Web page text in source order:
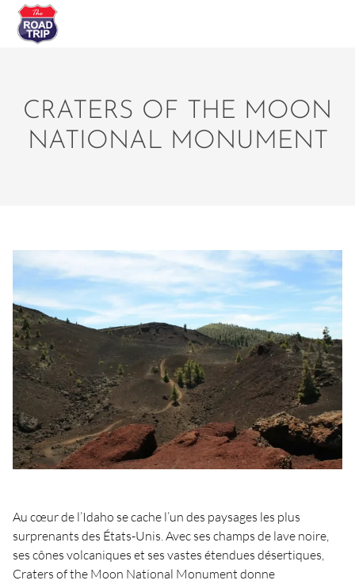
CRATERS OF THE MOON
NATIONAL MONUMENT
Au cœur de l’Idaho se cache l’un des paysages les plus
surprenants des États-Unis. Avec ses champs de lave noire,
ses cônes volcaniques et ses vastes étendues désertiques,
Craters of the Moon National Monument donne